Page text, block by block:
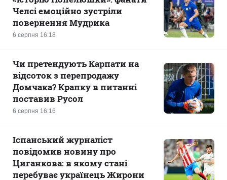
6 серпня 16:18
Челсі емоційно зустріли
повернення Мудрика
6 серпня 16:16
Чи претендують Карпати на
відсоток з перепродажу
Домчака? Крапку в питанні
поставив Русол
Іспанський журналіст
повідомив новину про
Циганкова: в якому стані
перебуває українець Жирони